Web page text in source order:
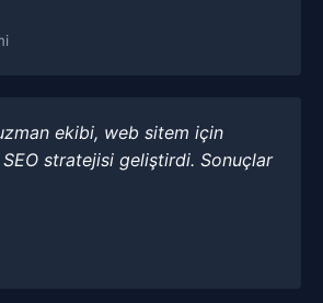
ekibi, web sitem için
stratejisi geliştirdi. Sonuçlar